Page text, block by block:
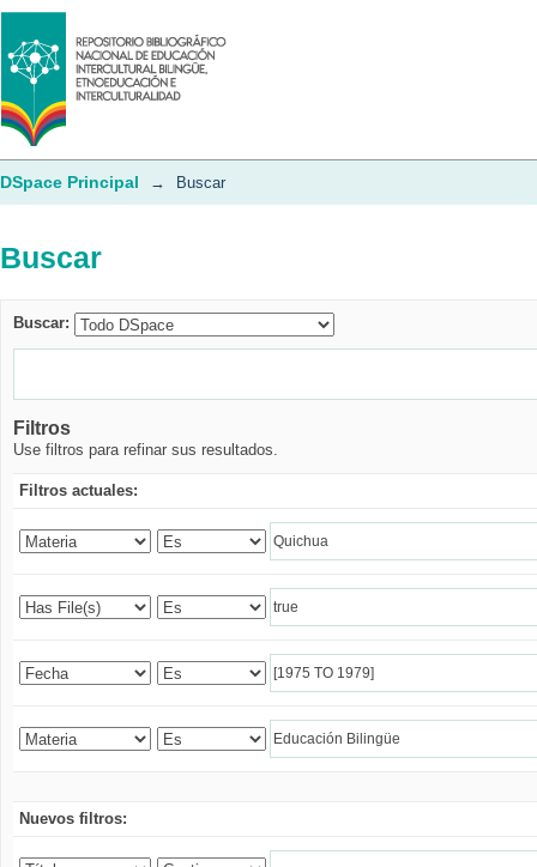
Buscar
DSpace Principal → Buscar
Buscar
Buscar:
Filtros
Use filtros para refinar sus resultados.
Filtros actuales:
Nuevos filtros: